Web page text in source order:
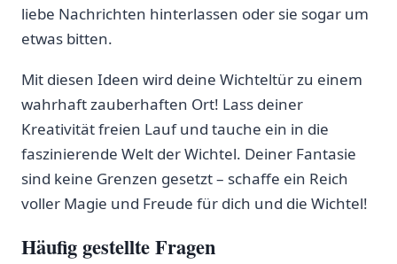
liebe ‌Nachrichten hinterlassen ‌oder sie sogar um
etwas bitten.
Mit diesen Ideen wird deine Wichteltür zu einem
wahrhaft zauberhaften Ort! ​Lass deiner
Kreativität freien⁣ Lauf und tauche ein in die
faszinierende Welt‍ der Wichtel. Deiner Fantasie‌
sind⁢ keine Grenzen gesetzt – schaffe ein‌ Reich
voller Magie und Freude für⁣ dich und die Wichtel!
Häufig ‍gestellte ⁣Fragen